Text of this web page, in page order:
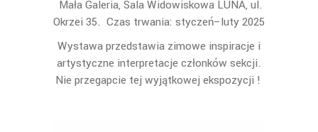
Mała Galeria, Sala Widowiskowa LUNA, ul.
Okrzei 35. Czas trwania: styczeń–luty 2025
Wystawa przedstawia zimowe inspiracje i
artystyczne interpretacje członków sekcji.
Nie przegapcie tej wyjątkowej ekspozycji !